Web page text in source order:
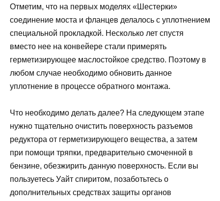
Отметим, что на первых моделях «Шестерки»
соединение моста и фланцев делалось с уплотнением
специальной прокладкой. Несколько лет спустя
вместо нее на конвейере стали примерять
герметизирующее маслостойкое средство. Поэтому в
любом случае необходимо обновить данное
уплотнение в процессе обратного монтажа.
Что необходимо делать далее? На следующем этапе
нужно тщательно очистить поверхность разъемов
редуктора от герметизирующего вещества, а затем
при помощи тряпки, предварительно смоченной в
бензине, обезжирить данную поверхность. Если вы
пользуетесь Уайт спиритом, позаботьтесь о
дополнительных средствах защиты органов